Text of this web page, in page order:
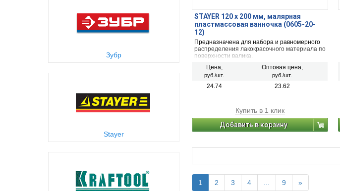
Зубр
Stayer
STAYER 120 х 200 мм, малярная
пластмассовая ванночка (0605-20-
12)
Предназначена для набора и равномерного
распределения лакокрасочного материала по
поверхности валика.
Цена,
руб./шт.
Оптовая цена,
руб./шт.
24.74 23.62
Купить в 1 клик
Добавить в корзину
1 2 3 4 9 »